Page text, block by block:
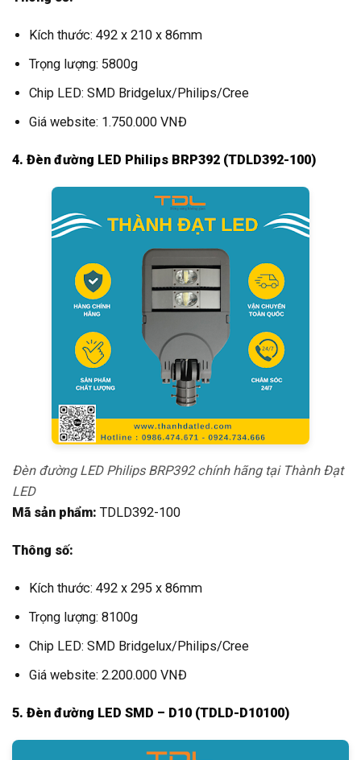
Kích thước: 492 x 210 x 86mm
Trọng lượng: 5800g
Chip LED: SMD Bridgelux/Philips/Cree
Giá website: 1.750.000 VNĐ
4. Đèn đường LED Philips BRP392 (TDLD392-100)
Đèn đường LED Philips BRP392 chính hãng tại Thành Đạt
LED
Mã sản phẩm: TDLD392-100
Thông số:
Kích thước: 492 x 295 x 86mm
Trọng lượng: 8100g
Chip LED: SMD Bridgelux/Philips/Cree
Giá website: 2.200.000 VNĐ
5. Đèn đường LED SMD – D10 (TDLD-D10100)